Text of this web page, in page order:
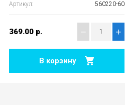
Артикул: 560220-60
369.00 р. − +
В корзину